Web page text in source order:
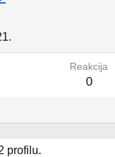
Reakcija
0
profilu.